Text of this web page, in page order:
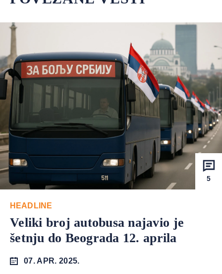
5
HEADLINE
Veliki broj autobusa najavio je
šetnju do Beograda 12. aprila
07. APR. 2025.